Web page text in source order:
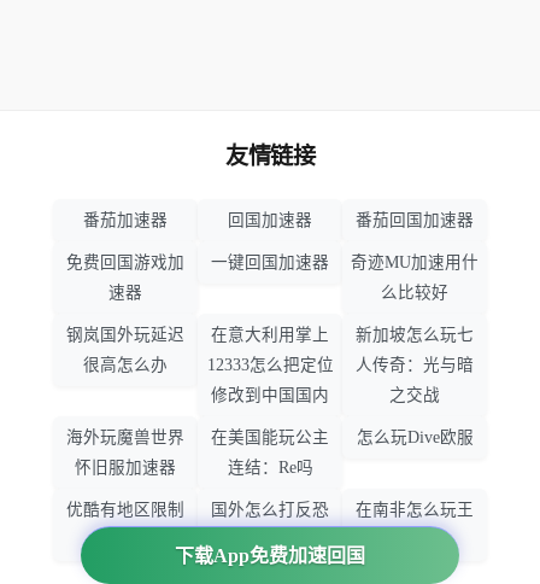
下载App免费加速回国
友情链接
番茄加速器 回国加速器 番茄回国加速器
免费回国游戏加
速器
一键回国加速器
奇迹MU加速用什
么比较好
钢岚国外玩延迟
很高怎么办
在意大利用掌上
12333怎么把定位
修改到中国国内
新加坡怎么玩七
人传奇：光与暗
之交战
海外玩魔兽世界
怀旧服加速器
在美国能玩公主
连结：Re吗
怎么玩Dive欧服
优酷有地区限制
国外怎么打反恐
精英：全球攻势
在南非怎么玩王